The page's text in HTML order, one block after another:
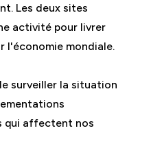
Les deux sites
activité pour livrer
l'économie mondiale.
surveiller la situation
qui affectent nos